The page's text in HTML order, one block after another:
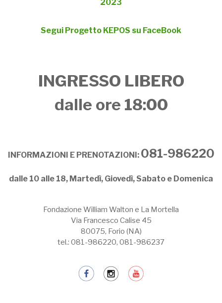
2023
Segui Progetto KEPOS su FaceBook
INGRESSO LIBERO
dalle ore 18:00
INFORMAZIONI E PRENOTAZIONI: 081-986220
dalle 10 alle 18, Martedì, Giovedì, Sabato e Domenica
Fondazione William Walton e La Mortella
Via Francesco Calise 45
80075, Forio (NA)
tel.: 081-986220, 081-986237